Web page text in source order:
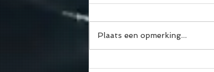
Plaats een opmerking...